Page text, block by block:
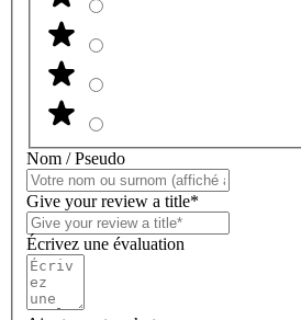
Nom / Pseudo
Give your review a title*
Écrivez une évaluation